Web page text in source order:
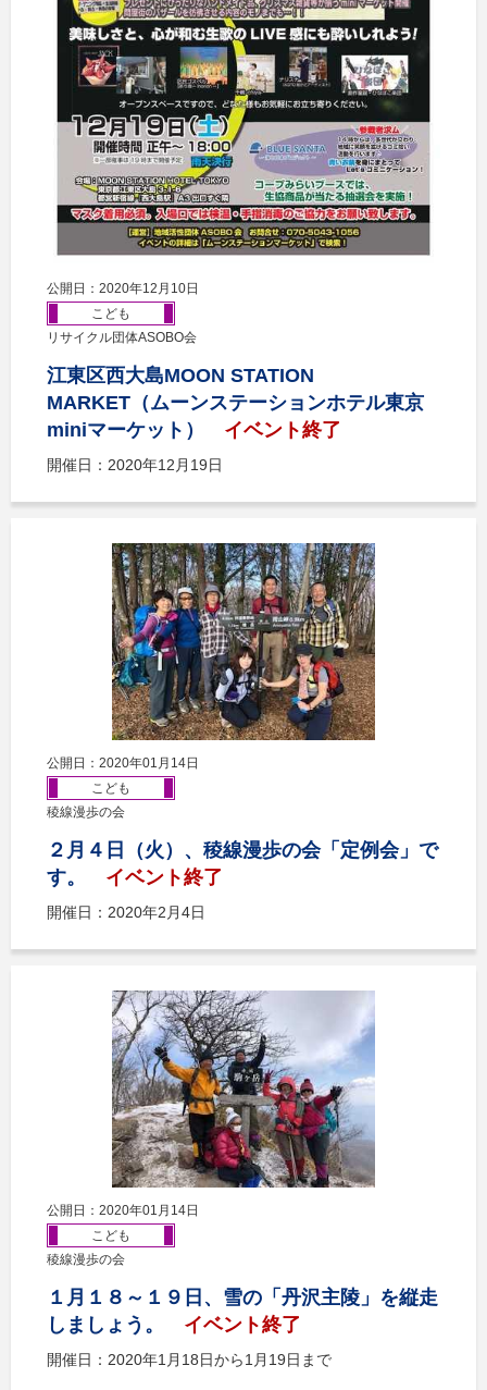
公開日：2020年12月10日
こども
リサイクル団体ASOBO会
江東区西大島MOON STATION
MARKET（ムーンステーションホテル東京
miniマーケット）
イベント終了
開催日：2020年12月19日
公開日：2020年01月14日
こども
稜線漫歩の会
２月４日（火）、稜線漫歩の会「定例会」で
す。
イベント終了
開催日：2020年2月4日
公開日：2020年01月14日
こども
稜線漫歩の会
１月１８～１９日、雪の「丹沢主陵」を縦走
しましょう。
イベント終了
開催日：2020年1月18日から1月19日まで